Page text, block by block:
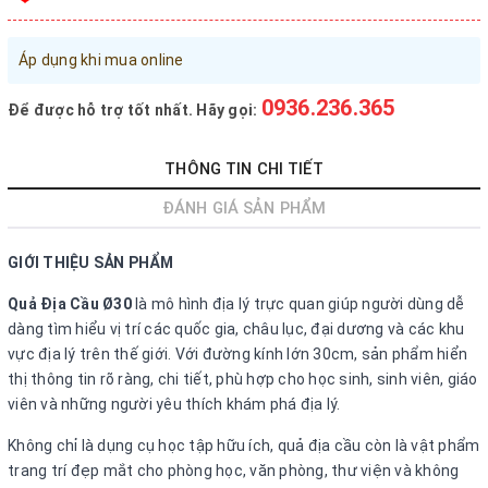
Đăng ký tài khoản
Sản phẩm yêu thích
LIÊN HỆ - HỖ TRỢ KHÁCH HÀNG
vanphongphamhaigiang@gmail.com
Hướng dẫn mua hàng
Hướng dẫn thanh toán
Chính sách vận chuyển, Bảo hành, Bảo mật thông tin
Trở về trang chủ Đóng
Áp dụng khi mua online
Để được hỗ trợ tốt nhất. Hãy gọi: 0936.236.365
THÔNG TIN CHI TIẾT
ĐÁNH GIÁ SẢN PHẨM
GIỚI THIỆU SẢN PHẨM
Quả Địa Cầu Ø30là mô hình địa lý trực quan giúp người dùng dễ
dàng tìm hiểu vị trí các quốc gia, châu lục, đại dương và các khu
vực địa lý trên thế giới. Với đường kính lớn 30cm, sản phẩm hiển
thị thông tin rõ ràng, chi tiết, phù hợp cho học sinh, sinh viên, giáo
viên và những người yêu thích khám phá địa lý.
Không chỉ là dụng cụ học tập hữu ích, quả địa cầu còn là vật phẩm
trang trí đẹp mắt cho phòng học, văn phòng, thư viện và không